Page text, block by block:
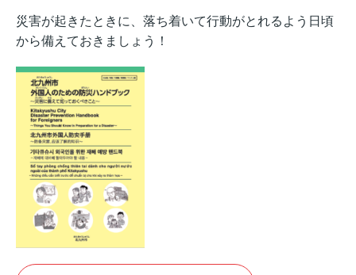
災害が起きたときに、落ち着いて行動がとれるよう日頃
から備えておきましょう！